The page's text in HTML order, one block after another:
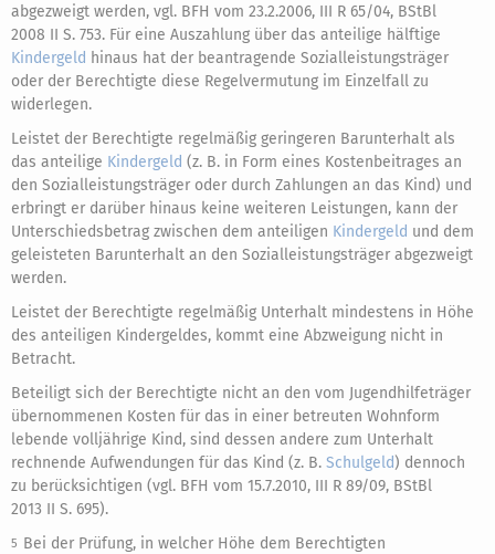
abgezweigt werden, vgl. BFH vom 23.2.2006, III R 65/04, BStBl
2008 II S. 753. Für eine Auszahlung über das anteilige hälftige
Kindergeld hinaus hat der beantragende Sozialleistungsträger
oder der Berechtigte diese Regelvermutung im Einzelfall zu
widerlegen.
Leistet der Berechtigte regelmäßig geringeren Barunterhalt als
das anteilige Kindergeld (z. B. in Form eines Kostenbeitrages an
den Sozialleistungsträger oder durch Zahlungen an das Kind) und
erbringt er darüber hinaus keine weiteren Leistungen, kann der
Unterschiedsbetrag zwischen dem anteiligen Kindergeld und dem
geleisteten Barunterhalt an den Sozialleistungsträger abgezweigt
werden.
Leistet der Berechtigte regelmäßig Unterhalt mindestens in Höhe
des anteiligen Kindergeldes, kommt eine Abzweigung nicht in
Betracht.
Beteiligt sich der Berechtigte nicht an den vom Jugendhilfeträger
übernommenen Kosten für das in einer betreuten Wohnform
lebende volljährige Kind, sind dessen andere zum Unterhalt
rechnende Aufwendungen für das Kind (z. B. Schulgeld) dennoch
zu berücksichtigen (vgl. BFH vom 15.7.2010, III R 89/09, BStBl
2013 II S. 695).
5 Bei der Prüfung, in welcher Höhe dem Berechtigten